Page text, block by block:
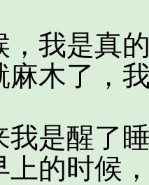
是真的
麻木了，
醒了睡
上的时候